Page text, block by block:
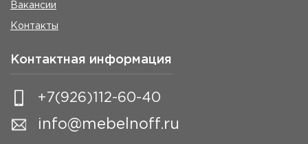
Вакансии
Контакты
Контактная информация
+7(926)112-60-40
info@mebelnoff.ru